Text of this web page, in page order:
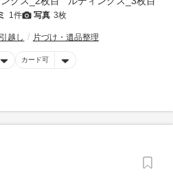
1件 写真 3枚
越し 片づけ・遺品整理
カード可